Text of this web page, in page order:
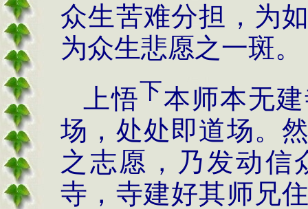
众生苦难分担，为
为众生悲愿之一斑。
上悟下本师本无
场，处处即道场。
之志愿，乃发动信
寺，寺建好其师兄